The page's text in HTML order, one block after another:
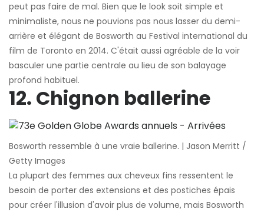
peut pas faire de mal. Bien que le look soit simple et
minimaliste, nous ne pouvions pas nous lasser du demi-
arrière et élégant de Bosworth au Festival international du
film de Toronto en 2014. C'était aussi agréable de la voir
basculer une partie centrale au lieu de son balayage
profond habituel.
12. Chignon ballerine
Bosworth ressemble à une vraie ballerine. | Jason Merritt /
Getty Images
La plupart des femmes aux cheveux fins ressentent le
besoin de porter des extensions et des postiches épais
pour créer l'illusion d'avoir plus de volume, mais Bosworth